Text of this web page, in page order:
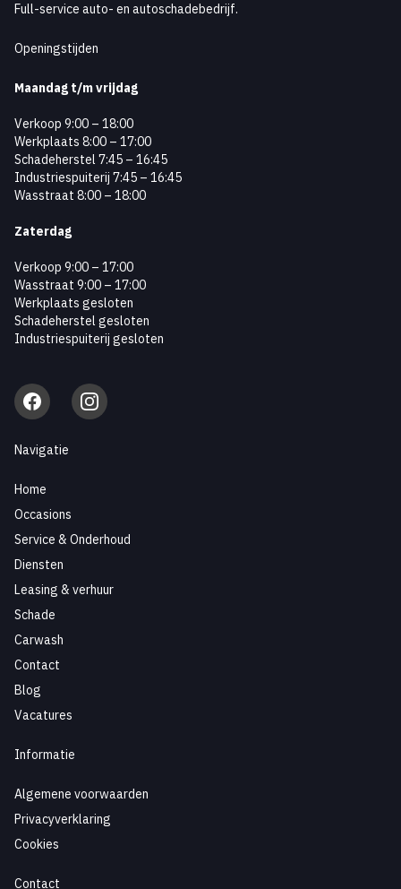
Full-service auto- en autoschadebedrijf.
Openingstijden
Maandag t/m vrijdag
Verkoop 9:00 – 18:00
Werkplaats 8:00 – 17:00
Schadeherstel 7:45 – 16:45
Industriespuiterij 7:45 – 16:45
Wasstraat 8:00 – 18:00
Zaterdag
Verkoop 9:00 – 17:00
Wasstraat 9:00 – 17:00
Werkplaats gesloten
Schadeherstel gesloten
Industriespuiterij gesloten
Facebook Instagram
Navigatie
Home
Occasions
Service & Onderhoud
Diensten
Leasing & verhuur
Schade
Carwash
Contact
Blog
Vacatures
Informatie
Algemene voorwaarden
Privacyverklaring
Cookies
Contact